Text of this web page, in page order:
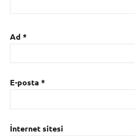
Ad *
E-posta *
İnternet sitesi